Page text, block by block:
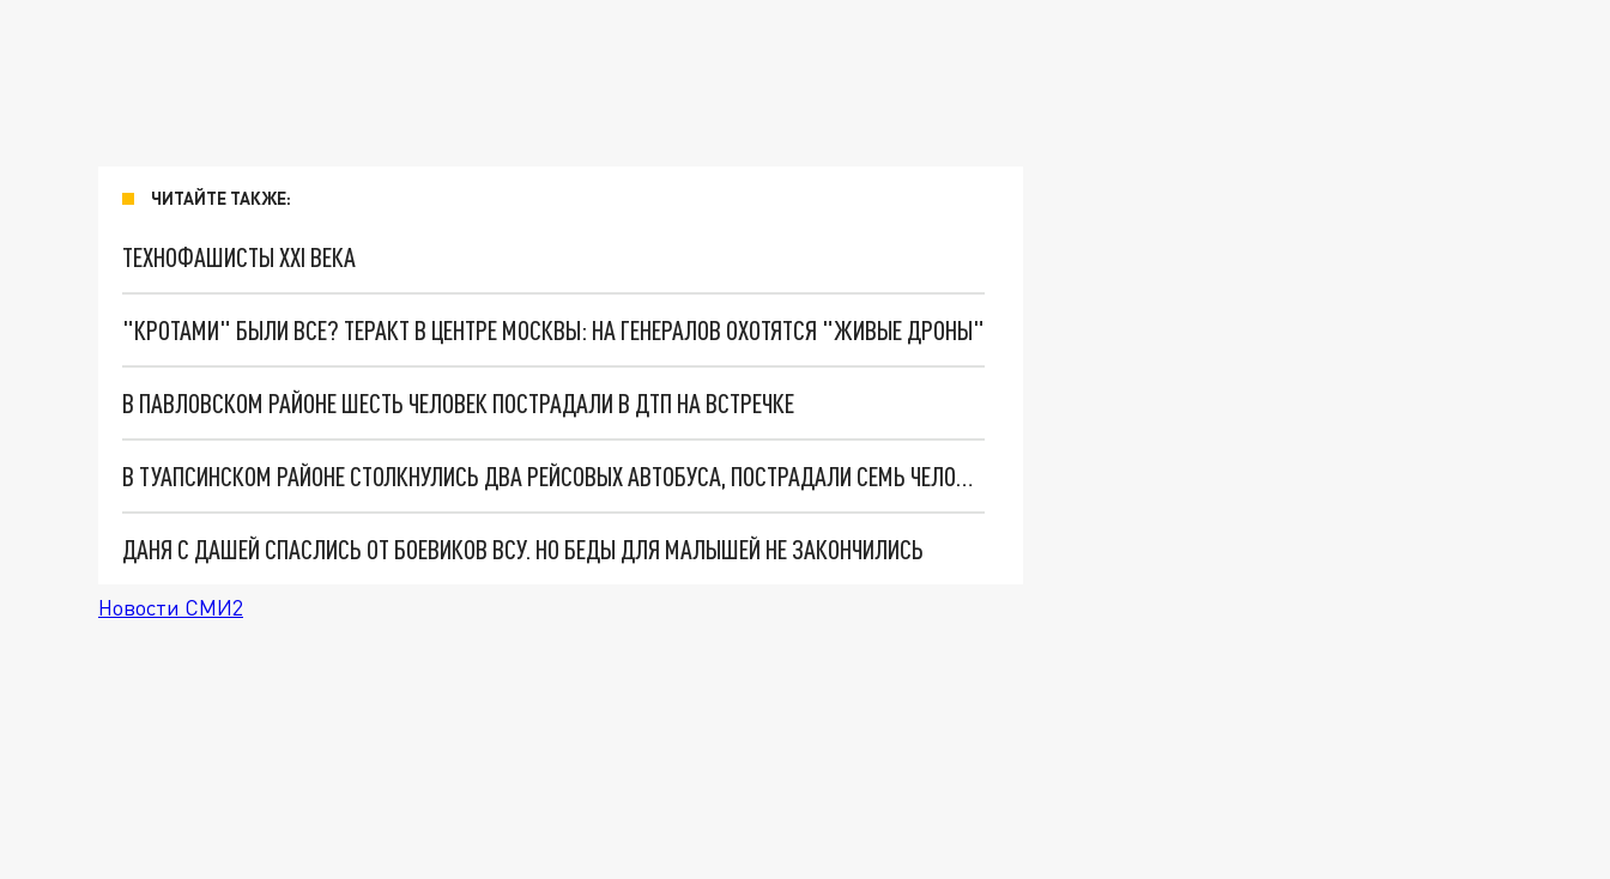
ЧИТАЙТЕ ТАКЖЕ:
ТЕХНОФАШИСТЫ XXI ВЕКА
"КРОТАМИ" БЫЛИ ВСЕ? ТЕРАКТ В ЦЕНТРЕ МОСКВЫ: НА ГЕНЕРАЛОВ ОХОТЯТСЯ "ЖИВЫЕ ДРОНЫ"
В ПАВЛОВСКОМ РАЙОНЕ ШЕСТЬ ЧЕЛОВЕК ПОСТРАДАЛИ В ДТП НА ВСТРЕЧКЕ
В ТУАПСИНСКОМ РАЙОНЕ СТОЛКНУЛИСЬ ДВА РЕЙСОВЫХ АВТОБУСА, ПОСТРАДАЛИ СЕМЬ ЧЕЛОВЕК
ДАНЯ С ДАШЕЙ СПАСЛИСЬ ОТ БОЕВИКОВ ВСУ. НО БЕДЫ ДЛЯ МАЛЫШЕЙ НЕ ЗАКОНЧИЛИСЬ
Новости СМИ2